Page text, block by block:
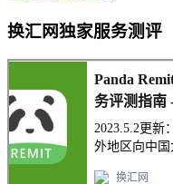
换汇网独家服务测评